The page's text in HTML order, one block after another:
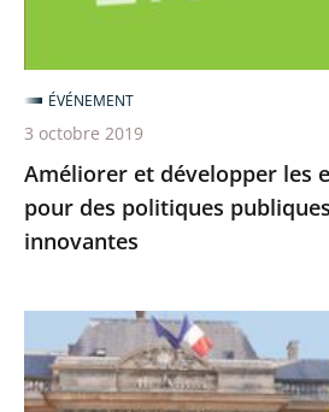
politiques
plus
efficaces
et
innovantes
Améliorer et développer les
pour des politiques
innovantes
ÉVÉNEMENT
3 octobre 2019
Conseil
d’État